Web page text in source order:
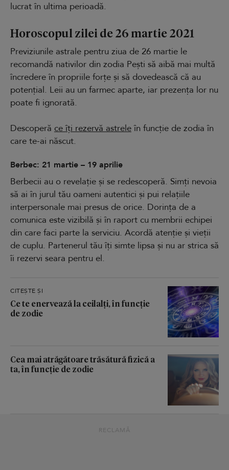
lucrat în ultima perioadă.
Horoscopul zilei de 26 martie 2021
Previziunile astrale pentru ziua de 26 martie le
recomandă nativilor din zodia Pești să aibă mai multă
încredere în propriile forțe și să dovedească că au
potențial. Leii au un farmec aparte, iar prezența lor nu
poate fi ignorată.
Descoperă ce îți rezervă astrele în funcție de zodia în
care te-ai născut.
Berbec: 21 martie – 19 aprilie
Berbecii au o revelație și se redescoperă. Simți nevoia
să ai în jurul tău oameni autentici și pui relațiile
interpersonale mai presus de orice. Dorința de a
comunica este vizibilă și în raport cu membrii echipei
din care faci parte la serviciu. Acordă atenție și vieții
de cuplu. Partenerul tău îți simte lipsa și nu ar strica să
îi rezervi seara pentru el.
CITEȘTE ȘI
Ce te enervează la ceilalți, în funcție
de zodie
Cea mai atrăgătoare trăsătură fizică a
ta, în funcție de zodie
RECLAMĂ